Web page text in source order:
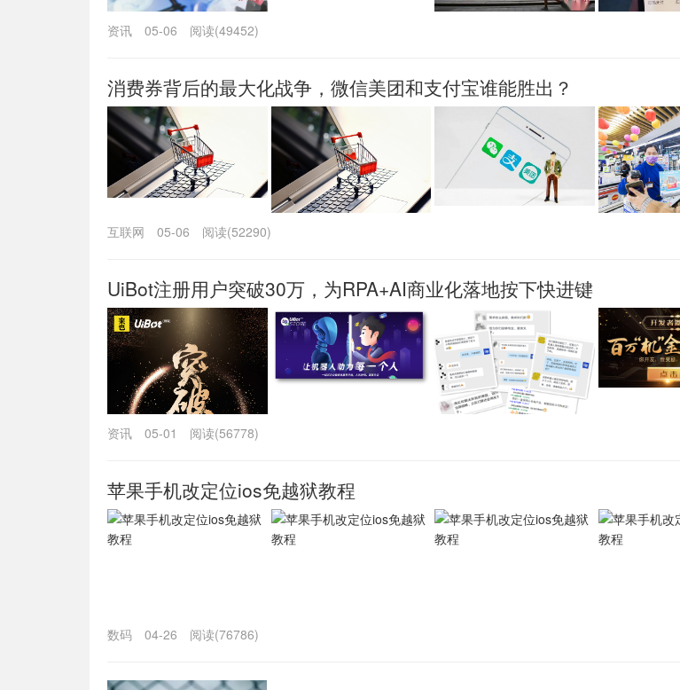
资讯 05-06 阅读(49452)
消费券背后的最大化战争，微信美团和支付宝谁能胜出？
互联网 05-06 阅读(52290)
UiBot注册用户突破30万，为RPA+AI商业化落地按下快进键
资讯 05-01 阅读(56778)
苹果手机改定位ios免越狱教程
数码 04-26 阅读(76786)